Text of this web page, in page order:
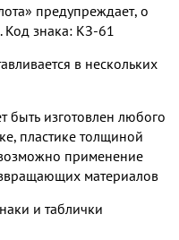
предупреждает, о
Код знака: КЗ-61
в нескольких
быть изготовлен любого
пластике толщиной
применение
материалов
и таблички